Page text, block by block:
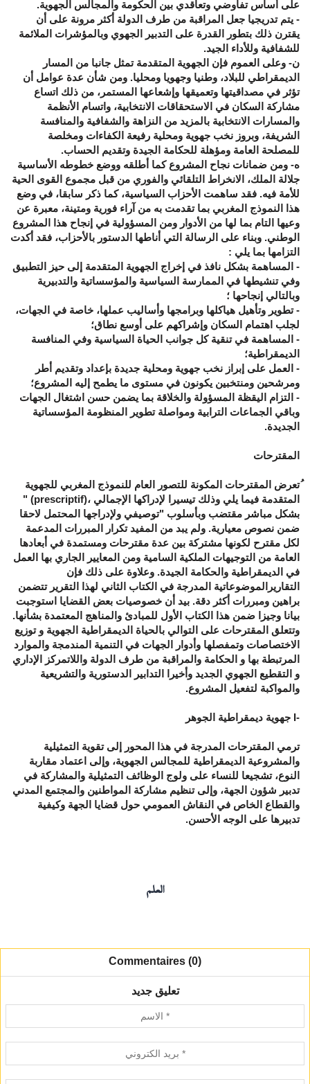
على أساس تفاوضي وتعاقدي بين الحكومة والمجالس الجهوية.
- يتم تدريجيا جعل المراقبة من طرف الدولة أكثر مرونة على أن
يقترن ذلك بتطور القدرة على التدبير الجهوي وبالمؤشرات الملائمة
للشفافية وللأداء الجيد.
ن- وعلى العموم فإن الجهوية المتقدمة تمثل جانبا من المسار
الديمقراطي للبلاد، وطنيا وجهويا ومحليا. ومن شأن عدة عوامل أن
تؤثر في مصداقيتها وتعميقها وإشعاعها المستمر، من ذلك اتساع
مشاركة السكان في الاستحقاقات الانتخابية، واتسام الأنظمة
والمسارات الانتخابية بالمزيد من النزاهة والشفافية والمنافسة
الشريفة، وبروز نخب جهوية ومحلية رفيعة الكفاءات ومخلصة
للمصلحة العامة ومؤهلة للحكامة الجيدة وتقديم الحساب.
ه- ومن ضمانات نجاح المشروع كما أطلقه ووضع خطوطه الأساسية
جلالة الملك، الانخراط التلقائي والفوري من قبل مجموع القوى الحية
للأمة فيه. فقد ساهمت الأحزاب السياسية، كما ذكر سابقا، في وضع
هذا النموذج المغربي بما تقدمت به من آراء فورية ومتينة، معبرة عن
وعيها التام بما لها من الأدوار ومن المسؤولية في إنجاح هذا المشروع
الوطني. وبناء على الرسالة التي أناطها الدستور بالأحزاب، فقد أكدت
التزامها بما يلي :
- المساهمة بشكل نافذ في إخراج الجهوية المتقدمة إلى حيز التطبيق
وفي تنشيطها في الممارسة السياسية والمؤسساتية والتدبيرية
وبالتالي إنجاحها ؛
- تطوير وتأهيل هياكلها وبرامجها وأساليب عملها، خاصة في الجهات،
لجلب اهتمام السكان وإشراكهم على أوسع نطاق؛
- المساهمة في تنقية كل جوانب الحياة السياسية وفي المنافسة
الديمقراطية؛
- العمل على إبراز نخب جهوية ومحلية جديدة بإعداد وتقديم أطر
ومرشحين ومنتخبين يكونون في مستوى ما يطمح إليه المشروع؛
- التزام اليقظة المسؤولة والخلاقة بما يضمن حسن اشتغال الجهات
وباقي الجماعات الترابية ومواصلة تطوير المنظومة المؤسساتية
الجديدة.
المقترحات
ُتعرض المقترحات المكونة للتصور العام للنموذج المغربي للجهوية
المتقدمة فيما يلي وذلك تيسيرا لإدراكها الإجمالي ،(prescriptif) "
بشكل مباشر مقتضب وبأسلوب "توصيفي ولإدراجها المحتمل لاحقا
ضمن نصوص معيارية. ولم يبد من المفيد تكرار المبررات المدعمة
لكل مقترح لكونها مشتركة بين عدة مقترحات ومستمدة في أبعادها
العامة من التوجيهات الملكية السامية ومن المعايير الجاري بها العمل
في الديمقراطية والحكامة الجيدة. وعلاوة على ذلك فإن
التقاريرالموضوعاتية المدرجة في الكتاب الثاني لهذا التقرير تتضمن
براهين ومبررات أكثر دقة. بيد أن خصوصيات بعض القضايا استوجبت
بيانا وجيزا ضمن هذا الكتاب الأول للمبادئ والمناهج المعتمدة بشأنها.
وتتعلق المقترحات على التوالي بالحياة الديمقراطية الجهوية و توزيع
الاختصاصات وتمفصلها وأدوار الجهات في التنمية المندمجة والموارد
المرتبطة بها و الحكامة والمراقبة من طرف الدولة واللاتمركز الإداري
و التقطيع الجهوي الجديد وأخيرا التدابير الدستورية والتشريعية
والمواكبة لتفعيل المشروع.
-I جهوية ديمقراطية الجوهر
ترمي المقترحات المدرجة في هذا المحور إلى تقوية التمثيلية
والمشروعية الديمقراطية للمجالس الجهوية، وإلى اعتماد مقاربة
النوع، تشجيعا للنساء على ولوج الوظائف التمثيلية والمشاركة في
تدبير شؤون الجهة، وإلى تنظيم مشاركة المواطنين والمجتمع المدني
والقطاع الخاص في النقاش العمومي حول قضايا الجهة وكيفية
تدبيرها على الوجه الأحسن.
العلم
Commentaires (0)
تعليق جديد